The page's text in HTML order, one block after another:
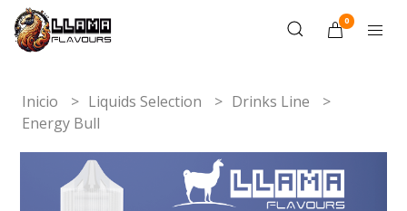
0
Inicio Liquids Selection
Drinks Line
Energy Bull